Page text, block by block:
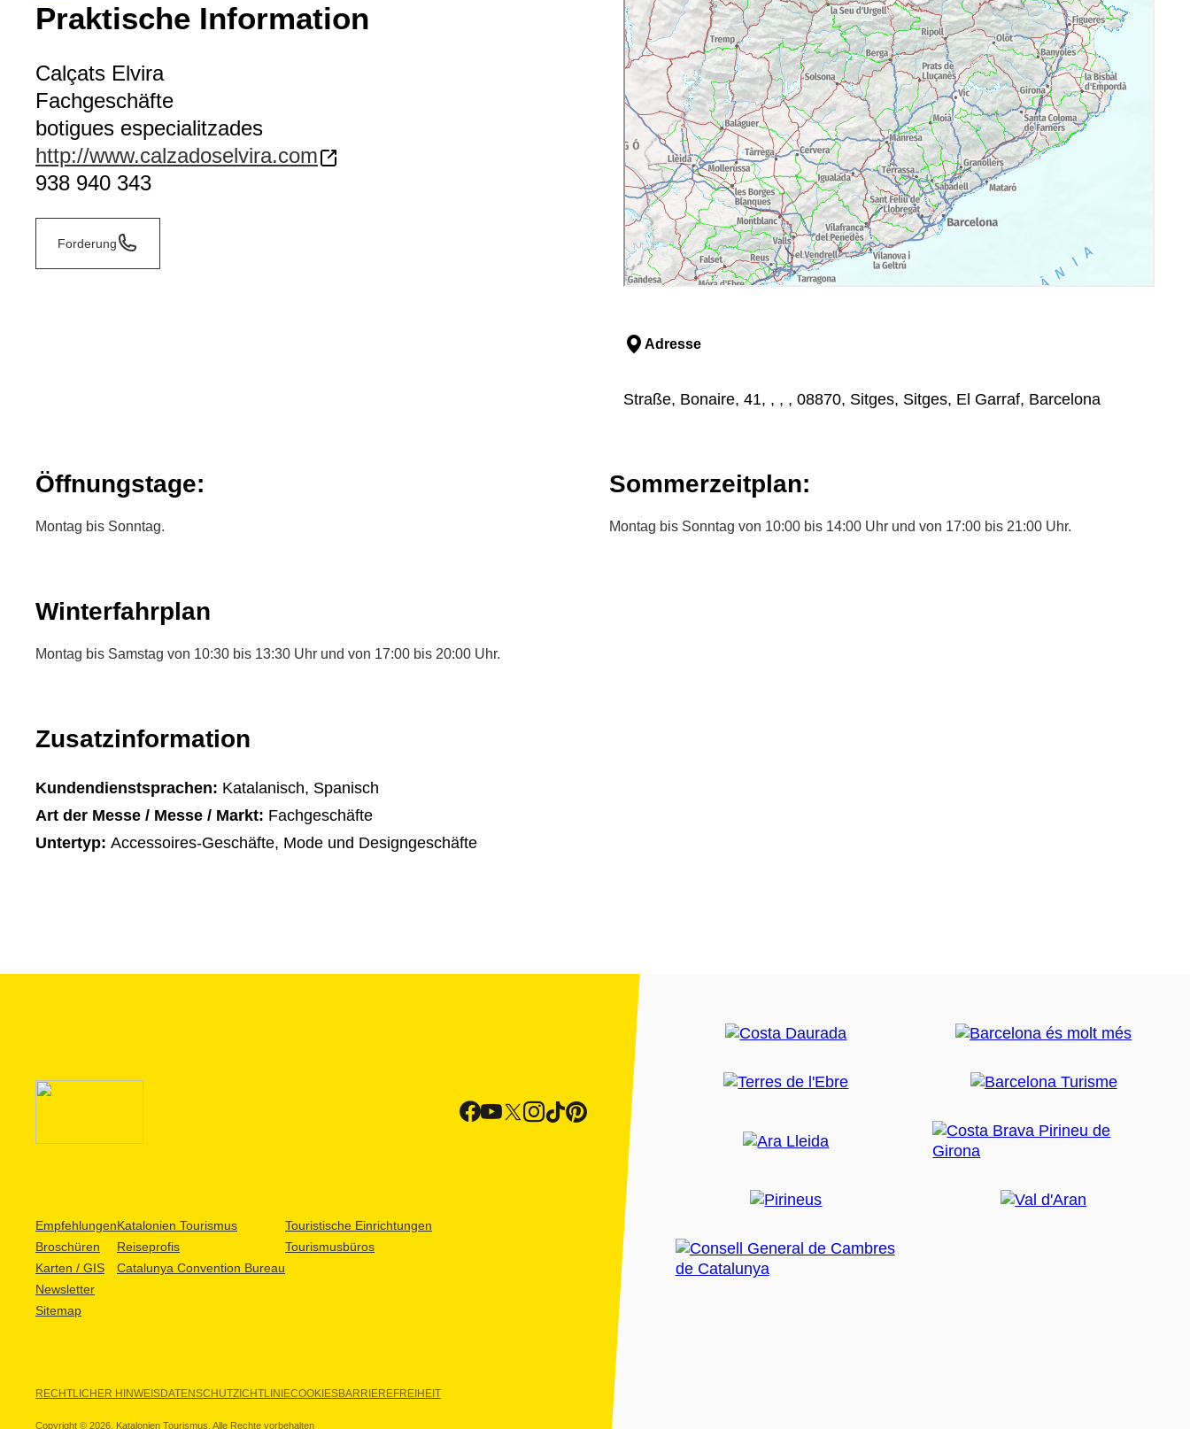
Praktische Information
Calçats Elvira
Fachgeschäfte
botigues especialitzades
http://www.calzadoselvira.com
938 940 343
Forderung
Adresse
Straße, Bonaire, 41, , , , 08870, Sitges, Sitges, El Garraf, Barcelona
Öffnungstage:
Montag bis Sonntag.
Sommerzeitplan:
Montag bis Sonntag von 10:00 bis 14:00 Uhr und von 17:00 bis 21:00 Uhr.
Winterfahrplan
Montag bis Samstag von 10:30 bis 13:30 Uhr und von 17:00 bis 20:00 Uhr.
Zusatzinformation
Kundendienstsprachen: Katalanisch, Spanisch
Art der Messe / Messe / Markt: Fachgeschäfte
Untertyp: Accessoires-Geschäfte, Mode und Designgeschäfte
Empfehlungen
Broschüren
Karten / GIS
Newsletter
Sitemap
Katalonien Tourismus
Reiseprofis
Catalunya Convention Bureau
Touristische Einrichtungen
Tourismusbüros
RECHTLICHER HINWEISDATENSCHUTZICHTLINIECOOKIESBARRIEREFREIHEIT
Copyright © 2026. Katalonien Tourismus. Alle Rechte vorbehalten